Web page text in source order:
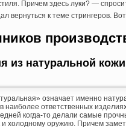
Причем здесь луки? —
вернуться к теме стрингеров.
из натуральной
означает именно
ответственных
когда-то делали самые
и холодному оружию. Причем